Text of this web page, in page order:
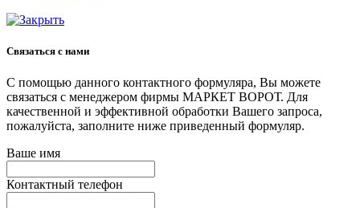
Связаться с нами
С помощью данного контактного формуляра, Вы можете
связаться с менеджером фирмы МАРКЕТ ВОРОТ. Для
качественной и эффективной обработки Вашего запроса,
пожалуйста, заполните ниже приведенный формуляр.
Ваше имя
Контактный телефон